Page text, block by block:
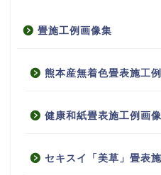
畳施工例画像集
熊本産無着色畳表施工
健康和紙畳表施工例画
セキスイ「美草」畳表